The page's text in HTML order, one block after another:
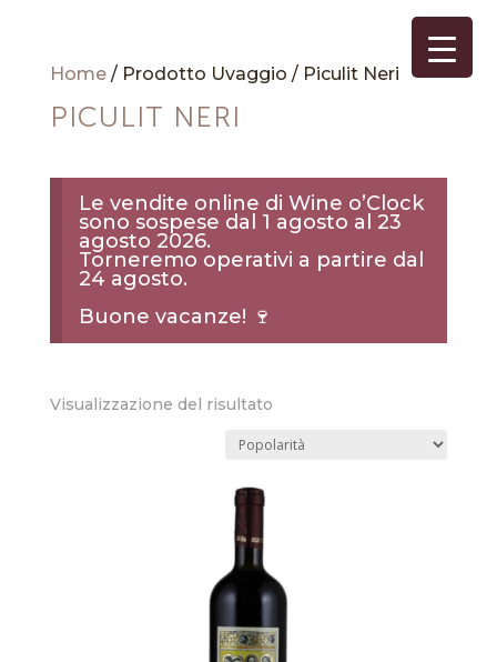
Home/ Prodotto Uvaggio / Piculit Neri
PICULIT NERI
Le vendite online di Wine o’Clock
sono sospese dal 1 agosto al 23
agosto 2026.
Torneremo operativi a partire dal
24 agosto.
Buone vacanze! 🍷
Visualizzazione del risultato